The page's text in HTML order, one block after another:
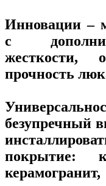
Инновации –
с
жесткости,
прочность
безупречный
покрытие: